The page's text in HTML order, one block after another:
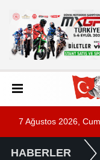
7 Ağustos 2026,
HABERLER